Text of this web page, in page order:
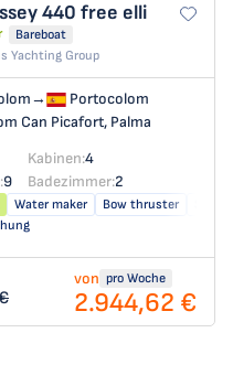
440 free elli
Bareboat
Yachting Group
→
Portocolom
Can Picafort, Palma
Kabinen:4
9 Badezimmer:2
Water maker Bow thruster
von pro Woche
2.944,62 €